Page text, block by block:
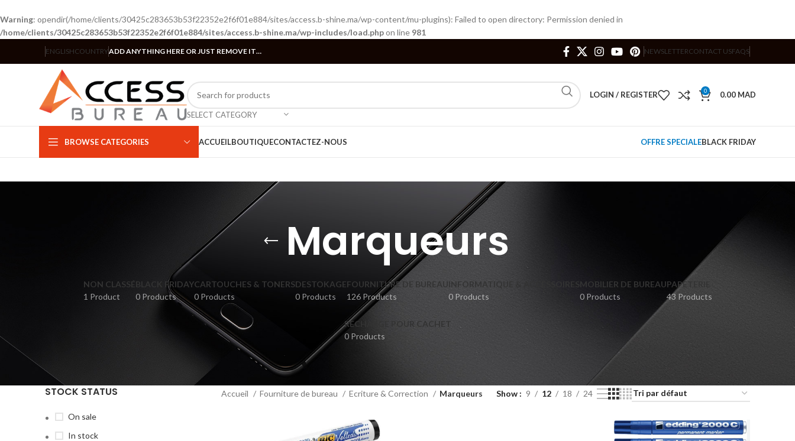
Warning: opendir(/home/clients/30425c283653b53f22352e2f6f01e884/sites/access.b-shine.ma/wp-content/mu-plugins): Failed to open directory: Permission denied in
/home/clients/30425c283653b53f22352e2f6f01e884/sites/access.b-shine.ma/wp-includes/load.phpon line 981
ENGLISHCOUNTRYADD ANYTHING HERE OR JUST REMOVE IT… NEWSLETTERCONTACT USFAQS
SELECT CATEGORY
LOGIN / REGISTER 0 0.00 MAD
BROWSE CATEGORIES ACCUEILBOUTIQUECONTACTEZ-NOUS OFFRE SPECIALEBLACK FRIDAY
Marqueurs
NON CLASSÉ
1 Product
BLACK FRIDAY
0 Products
CARTOUCHES & TONERS
0 Products
DESTOKAGE
0 Products
FOURNITURE DE BUREAU
126 Products
INFORMATIQUE & ACCESSOIRES
0 Products
MOBILIER DE BUREAU
0 Products
PAPETERIE
43 Products
RECHARGE POUR CACHET
0 Products
STOCK STATUS
On sale
In stock
Accueil Fourniture de bureau Ecriture & Correction Marqueurs Show 9 12 18 24